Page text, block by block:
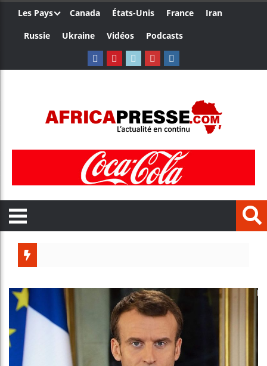
Les Pays Canada États-Unis France
Iran
Russie
Ukraine Vidéos Podcasts